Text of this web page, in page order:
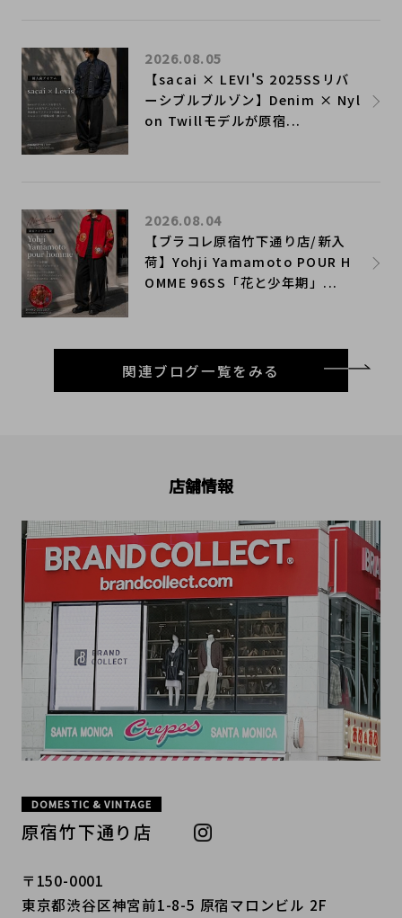
【sacai × LEVI'S 2025SSリバ
ーシブルブルゾン】Denim × Nyl
on Twillモデルが原宿...
2026.08.05
【ブラコレ原宿竹下通り店/新入
荷】Yohji Yamamoto POUR H
OMME 96SS「花と少年期」...
2026.08.04
関連ブログ一覧をみる
店舗情報
DOMESTIC & VINTAGE
原宿竹下通り店
〒150-0001
東京都渋谷区神宮前1-8-5 原宿マロンビル 2F